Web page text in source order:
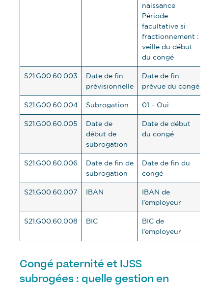
naissance
Période
facultative si
fractionnement :
veille du début
du congé
S21.G00.60.003
Date de fin
prévisionnelle
Date de fin
prévue du congé
S21.G00.60.004 Subrogation 01 – Oui
S21.G00.60.005
Date de
début de
subrogation
Date de début
du congé
S21.G00.60.006
Date de fin de
subrogation
Date de fin du
congé
S21.G00.60.007 IBAN
IBAN de
l’employeur
S21.G00.60.008 BIC
BIC de
l’employeur
Congé paternité et IJSS
subrogées : quelle gestion en